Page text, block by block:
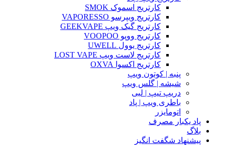
کارتریج اسموک SMOK
کارتریج ویپرسو VAPORESSO
کارتریج گیک ویپ GEEKVAPE
کارتریج ووپو VOOPOO
کارتریج یوول UWELL
کارتریج لاست ویپ LOST VAPE
کارتریج اکسوا OXVA
پنبه | کوتون ویپ
شیشه | گلس ویپ
دریپ تیپ | لبی
باطری ویپ | پاد
اتومایزر
پاد یکبار مصرف
بلاگ
پیشنهاد شگفت انگیز